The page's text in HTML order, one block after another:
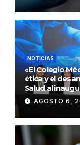
NOTICIAS
«El Colegio
ética y el
Salud al
AGOSTO 6,